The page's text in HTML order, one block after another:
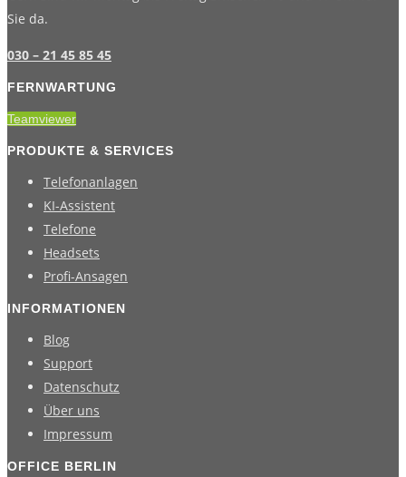
Sie da.
030 – 21 45 85 45
FERNWARTUNG
Teamviewer
PRODUKTE & SERVICES
Telefonanlagen
KI-Assistent
Telefone
Headsets
Profi-Ansagen
INFORMATIONEN
Blog
Support
Datenschutz
Über uns
Impressum
OFFICE BERLIN